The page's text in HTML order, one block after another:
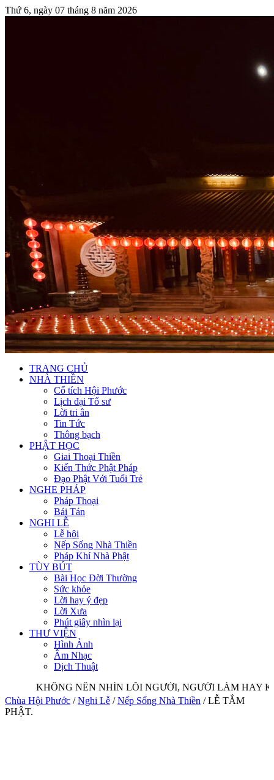
Thứ 6, ngày 07 tháng 8 năm 2026
TRANG CHỦ
NHÀ THIỀN
Cổ tích Hội Phước
Lịch đại Tổ sư
Lời tri ân
Tin Tức
Thông bạch
PHẬT HỌC
Giai Thoại Thiền
Kiến Thức Phật Pháp
Đạo Phật Với Tuổi Trẻ
NGHE PHÁP
Pháp Thoại
Bái Tán
NGHI LỄ
Lễ hội
Nếp Sống Nhà Thiền
Pháp Khí Nhà Phật
TÙY BÚT
Bài Học Đời Thường
Sức khỏe
Lời hay ý đẹp
Lời Xưa
Phút giây nhìn lại
THƯ VIỆN
Hình Ảnh
Âm Nhạc
Dịch Thuật
KHÔNG NÊN NHÌN LỖI NGƯỜI, NGƯỜI LÀM HAY
Chùa Hội Phước / Nghi Lễ / Nếp Sống Nhà Thiền / LỄ TẮM
PHẬT.